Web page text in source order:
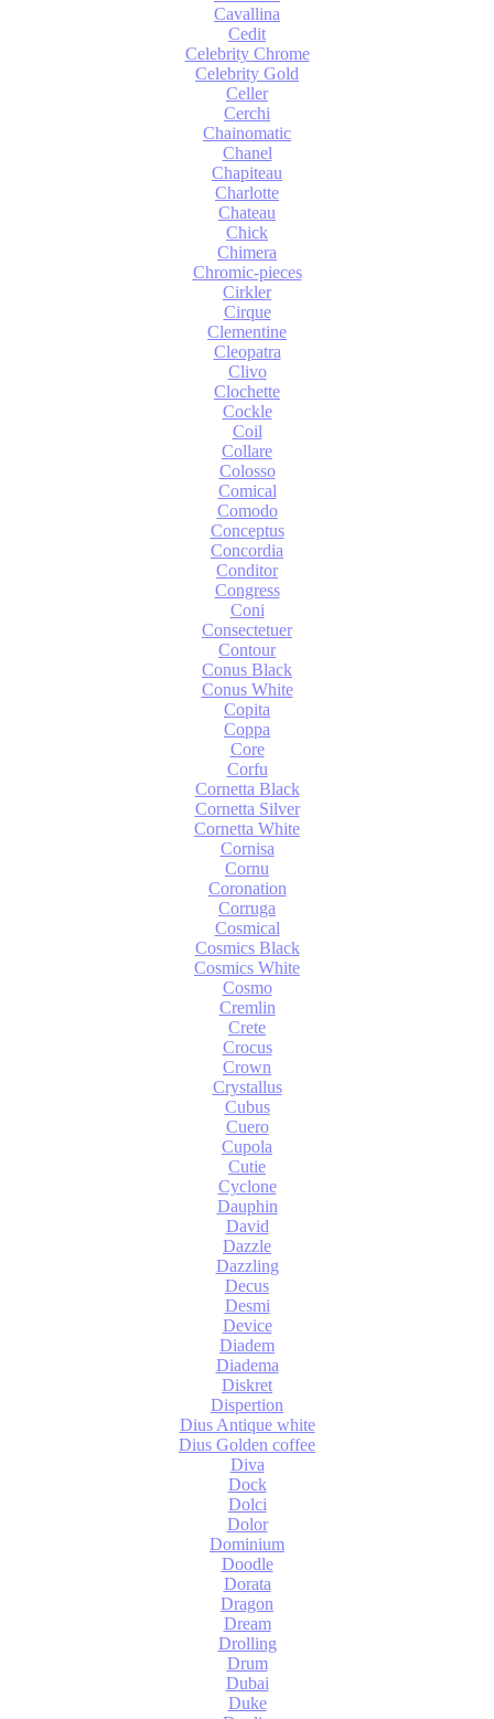
Cavallina
Cedit
Celebrity Chrome
Celebrity Gold
Celler
Cerchi
Chainomatic
Chanel
Chapiteau
Charlotte
Chateau
Chick
Chimera
Chromic-pieces
Cirkler
Cirque
Clementine
Cleopatra
Clivo
Clochette
Cockle
Coil
Collare
Colosso
Comical
Comodo
Conceptus
Concordia
Conditor
Congress
Coni
Consectetuer
Contour
Conus Black
Conus White
Copita
Coppa
Core
Corfu
Cornetta Black
Cornetta Silver
Cornetta White
Cornisa
Cornu
Coronation
Corruga
Cosmical
Cosmics Black
Cosmics White
Cosmo
Cremlin
Crete
Crocus
Crown
Crystallus
Cubus
Cuero
Cupola
Cutie
Cyclone
Dauphin
David
Dazzle
Dazzling
Decus
Desmi
Device
Diadem
Diadema
Diskret
Dispertion
Dius Antique white
Dius Golden coffee
Diva
Dock
Dolci
Dolor
Dominium
Doodle
Dorata
Dragon
Dream
Drolling
Drum
Dubai
Duke